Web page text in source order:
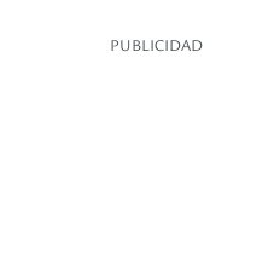
PUBLICIDAD